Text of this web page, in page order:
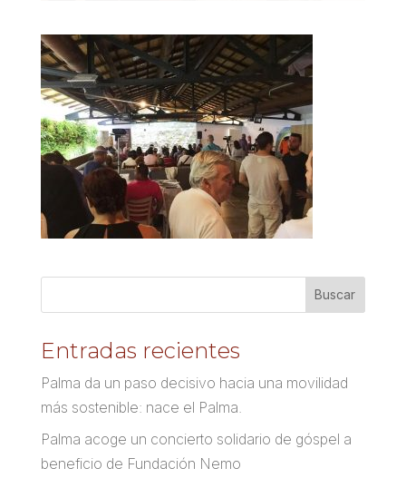
Entradas recientes
Palma da un paso decisivo hacia una movilidad
más sostenible: nace el Palma.
Palma acoge un concierto solidario de góspel a
beneficio de Fundación Nemo